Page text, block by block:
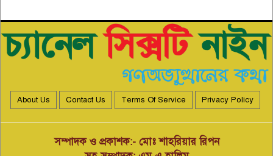
উপজেলা স্বেচ্ছাসেবক দলের শোক
প্রকাশ।
লামায় শান্তি-শৃঙ্খলা রক্ষায় প্রশাসনের
হস্তক্ষেপ কামনা করে লিখিত অভিযোগ
জিএম ইঞ্জিনিয়ার মোঃ ইউসুফ নির্বাহী
পরিচালক প্রযুক্তি নিয়মিত করছেন
About Us Contact Us Terms Of Service Privacy Policy
সম্পাদক ও প্রকাশক:- মোঃ শাহরিয়ার রিপন